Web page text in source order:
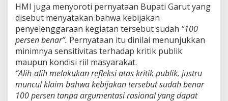
HMI juga menyoroti pernyataan Bupati Garut yang
disebut menyatakan bahwa kebijakan
penyelenggaraan kegiatan tersebut sudah “100
persen benar”. Pernyataan itu dinilai menunjukkan
minimnya sensitivitas terhadap kritik publik
maupun kondisi riil masyarakat.
“Alih-alih melakukan refleksi atas kritik publik, justru
muncul klaim bahwa kebijakan tersebut sudah benar
100 persen tanpa argumentasi rasional yang dapat